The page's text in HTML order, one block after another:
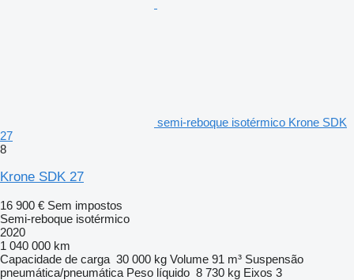
semi-reboque isotérmico Krone SDK
27
8
Krone SDK 27
16 900 € Sem impostos
Semi-reboque isotérmico
2020
1 040 000 km
Capacidade de carga 30 000 kg Volume 91 m³ Suspensão
pneumática/pneumática Peso líquido 8 730 kg Eixos 3